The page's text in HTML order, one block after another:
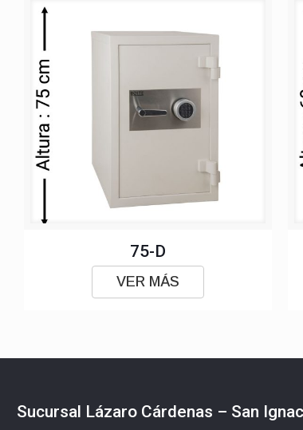
75-D
VER MÁS
Sucursal Lázaro Cárdenas – San